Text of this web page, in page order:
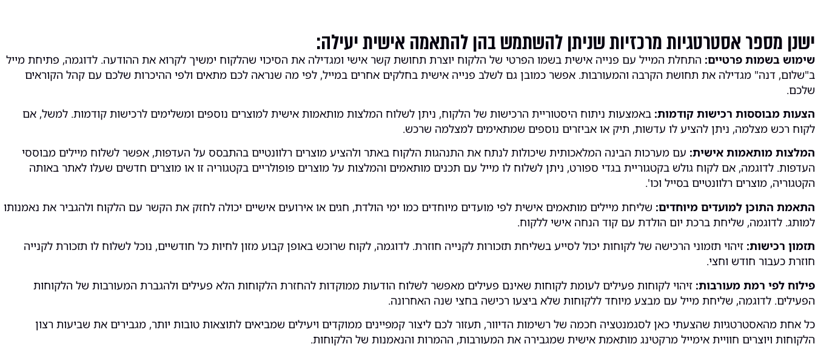
ישנן מספר אסטרטגיות מרכזיות שניתן להשתמש בהן להתאמה אישית יעילה:
שימוש בשמות פרטיים: התחלת המייל עם פנייה אישית בשמו הפרטי של הלקוח יוצרת תחושת קשר אישי ומגדילה את הסיכוי שהלקוח ימשיך לקרוא את ההודעה. לדוגמה, פתיחת מייל
ב"שלום, דנה" מגדילה את תחושת הקרבה והמעורבות. אפשר כמובן גם לשלב פנייה אישית בחלקים אחרים במייל, לפי מה שנראה לכם מתאים ולפי ההיכרות שלכם עם קהל הקוראים
שלכם.
הצעות מבוססות רכישות קודמות: באמצעות ניתוח היסטוריית הרכישות של הלקוח, ניתן לשלוח המלצות מותאמות אישית למוצרים נוספים ומשלימים לרכישות קודמות. למשל, אם
לקוח רכש מצלמה, ניתן להציע לו עדשות, תיק או אביזרים נוספים שמתאימים למצלמה שרכש.
המלצות מותאמות אישית: עם מערכות הבינה המלאכותית שיכולות לנתח את התנהגות הלקוח באתר ולהציע מוצרים רלוונטיים בהתבסס על העדפות, אפשר לשלוח מיילים מבוססי
העדפות. לדוגמה, אם לקוח גולש בקטגוריית בגדי ספורט, ניתן לשלוח לו מייל עם תכנים מותאמים והמלצות על מוצרים פופולריים בקטגוריה זו או מוצרים חדשים שעלו לאתר באותה
הקטגוריה, מוצרים רלוונטיים בסייל וכו'.
התאמת התוכן למועדים מיוחדים: שליחת מיילים מותאמים אישית לפי מועדים מיוחדים כמו ימי הולדת, חגים או אירועים אישיים יכולה לחזק את הקשר עם הלקוח ולהגביר את נאמנותו
למותג. לדוגמה, שליחת ברכת יום הולדת עם קוד הנחה אישי ללקוח.
תזמון רכישות: זיהוי תזמוני הרכישה של לקוחות יכול לסייע בשליחת תזכורות לקנייה חוזרת. לדוגמה, לקוח שרוכש באופן קבוע מזון לחיות כל חודשיים, נוכל לשלוח לו תזכורת לקנייה
חוזרת כעבור חודש וחצי.
פילוח לפי רמת מעורבות: זיהוי לקוחות פעילים לעומת לקוחות שאינם פעילים מאפשר לשלוח הודעות ממוקדות להחזרת הלקוחות הלא פעילים ולהגברת המעורבות של הלקוחות
הפעילים. לדוגמה, שליחת מייל עם מבצע מיוחד ללקוחות שלא ביצעו רכישה בחצי שנה האחרונה.
כל אחת מהאסטרטגיות שהצעתי כאן לסגמנטציה חכמה של רשימות הדיוור, תעזור לכם ליצור קמפיינים ממוקדים ויעילים שמביאים לתוצאות טובות יותר, מגבירים את שביעות רצון
הלקוחות ויוצרים חוויית אימייל מרקטינג מותאמת אישית שמגבירה את המעורבות, ההמרות והנאמנות של הלקוחות.